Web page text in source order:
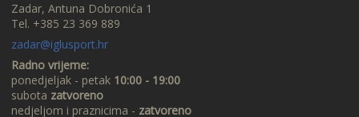
Zadar, Antuna Dobronića 1
Tel. +385 23 369 889
zadar@iglusport.hr
Radno vrijeme:
ponedjeljak - petak 10:00 - 19:00
subota zatvoreno
nedjeljom i praznicima - zatvoreno